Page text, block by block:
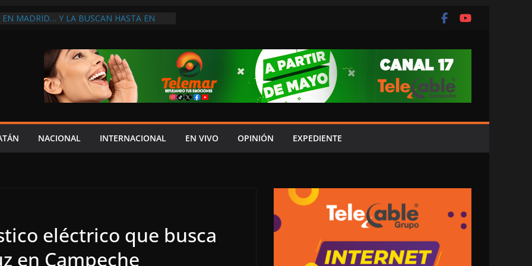
EN MADRID… Y LA BUSCAN HASTA EN
EN UNA DE LAS CADENAS DE ARTÍCULOS
DE EUROPA: MARCEL CARRILLO
PEOR MOMENTO: PAN; LA ECONOMÍA
CRECE LA INSEGURIDAD, NO HAY
CRÍTICOS SON CENSURADOS
EL TIEMPO”; INFRAESTRUCTURA
Y URGE MODERNIZARLA:
NACIONAL INTERNACIONAL EN VIVO OPINIÓN EXPEDIENTE
eléctrico que busca
en Campeche